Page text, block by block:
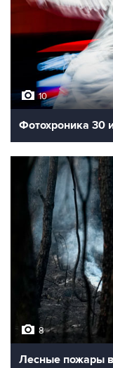
10
Фотохроника 30
8
Лесные пожары